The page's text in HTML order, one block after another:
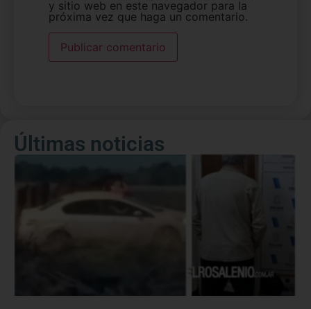
y sitio web en este navegador para la
próxima vez que haga un comentario.
Últimas noticias